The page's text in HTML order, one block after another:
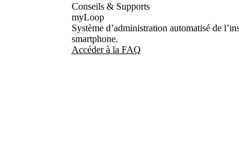
Conseils & Supports
myLoop
Système d’administration automatisé de
smartphone.
Accéder à la FAQ